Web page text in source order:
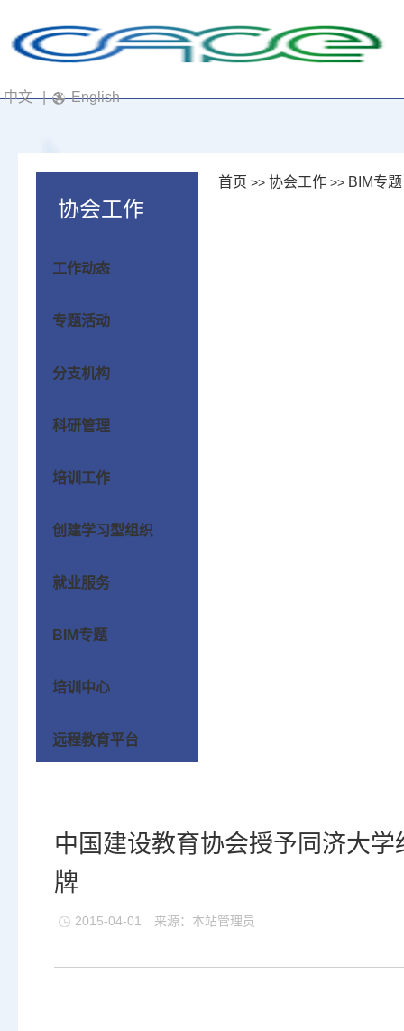
中文 | English
协会工作
工作动态
专题活动
分支机构
科研管理
培训工作
创建学习型组织
就业服务
BIM专题
培训中心
远程教育平台
首页 >> 协会工作>> BIM专题
中国建设教育协会授予同济大
牌
2015-04-01 来源：本站管理员